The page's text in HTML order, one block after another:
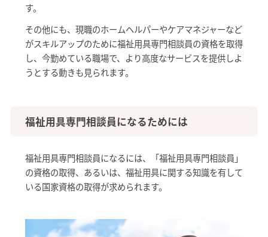
す。
その他にも、現職のホームヘルパーやケアマネジャーなど
がスキルアップのために福祉用具専門相談員の資格を取得
し、今勤めている職場で、より高度なサービスを提供しよ
うとする動きも見られます。
福祉用具専門相談員になるためには
福祉用具専門相談員になるには、「福祉用具専門相談員」
の資格の取得、あるいは、福祉用具に関する知識を有して
いる国家資格の取得が求められます。